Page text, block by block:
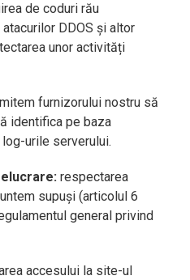
de coduri rău
DDOS și altor
unor activități
furnizorului nostru să
identifica pe baza
urile serverului.
respectarea
supuși (articolul 6
general privind
accesului la site-ul